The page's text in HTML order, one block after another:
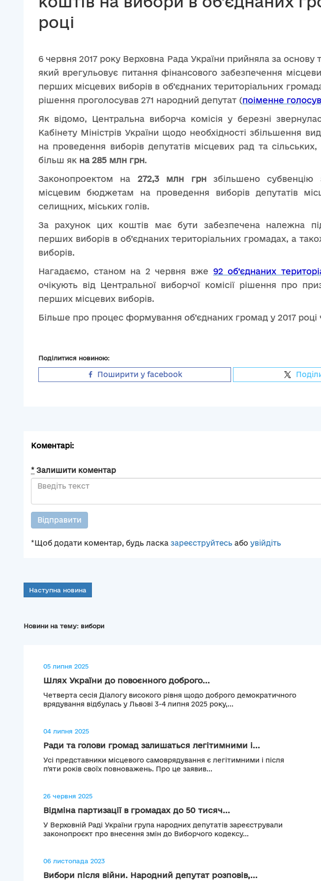
році
6 червня 2017 року Верховна Рада України прийняла за основу
який врегульовує питання фінансового забезпечення
перших місцевих виборів в об’єднаних територіальних
рішення проголосував 271 народний депутат (поіменне
Як відомо, Центральна виборча комісія у березні
Кабінету Міністрів України щодо необхідності збільшення
на проведення виборів депутатів місцевих рад та
більш як на 285 млн грн.
Законопроектом на 272,3 млн грнзбільшено субвенцію
місцевим бюджетам на проведення виборів депутатів
селищних, міських голів.
За рахунок цих коштів має бути забезпечена належна
перших виборів в об’єднаних територіальних громадах, а
виборів.
Нагадаємо, станом на 2 червня вже 92 об’єднаних
очікують від Центральної виборчої комісії рішення про
перших місцевих виборів.
Більше про процес формування об’єднаних громад у 2017 році
Поділитися новиною:
Поширити у facebook
Коментарі:
* Залишити коментар
Відправити
*Щоб додати коментар, будь ласка зареєструйтесь або увійдіть
Наступна новина
Новини на тему: вибори
05 липня 2025
Шлях України до повоєнного доброго...
Четверта сесія Діалогу високого рівня щодо доброго демократичного
врядування відбулась у Львові 3-4 липня 2025 року,...
04 липня 2025
Ради та голови громад залишаться легітимними і...
Усі представники місцевого самоврядування є легітимними і після
п'яти років своїх повноважень. Про це заявив...
26 червня 2025
Відміна партизації в громадах до 50 тисяч...
У Верховній Раді України група народних депутатів зареєстрували
законопроєкт про внесення змін до Виборчого кодексу...
06 листопада 2023
Вибори після війни. Народний депутат розповів,...